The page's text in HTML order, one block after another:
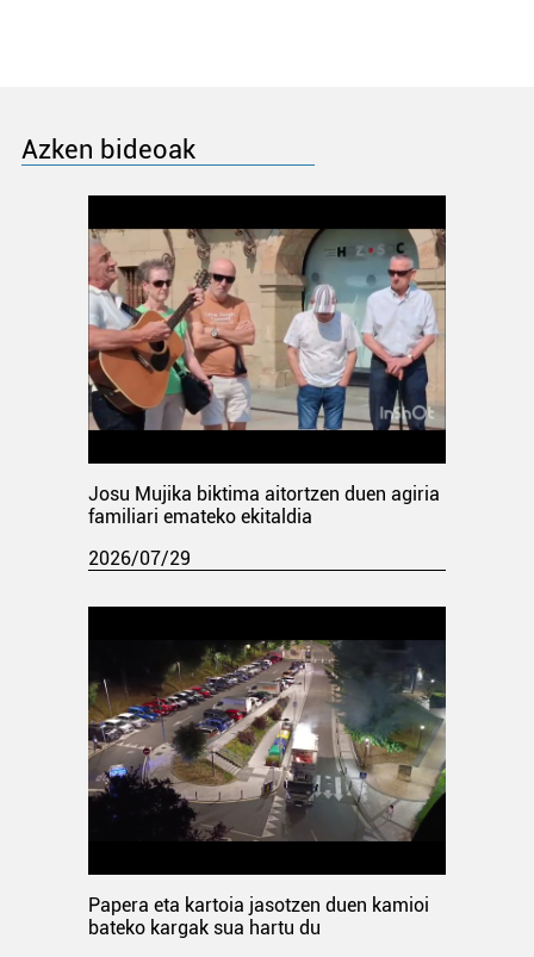
Azken bideoak
Josu Mujika biktima aitortzen duen agiria
familiari emateko ekitaldia
2026/07/29
Papera eta kartoia jasotzen duen kamioi
bateko kargak sua hartu du